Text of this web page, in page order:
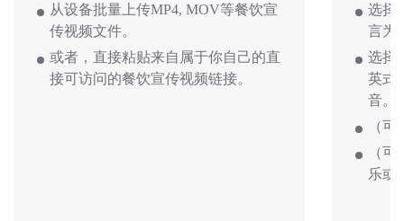
从设备批量上传MP4, MOV等餐饮宣
传视频文件。
或者，直接粘贴来自属于你自己的直
接可访问的餐饮宣传视频链接。
选择
言为
选择
英式
音。
（
（
乐或